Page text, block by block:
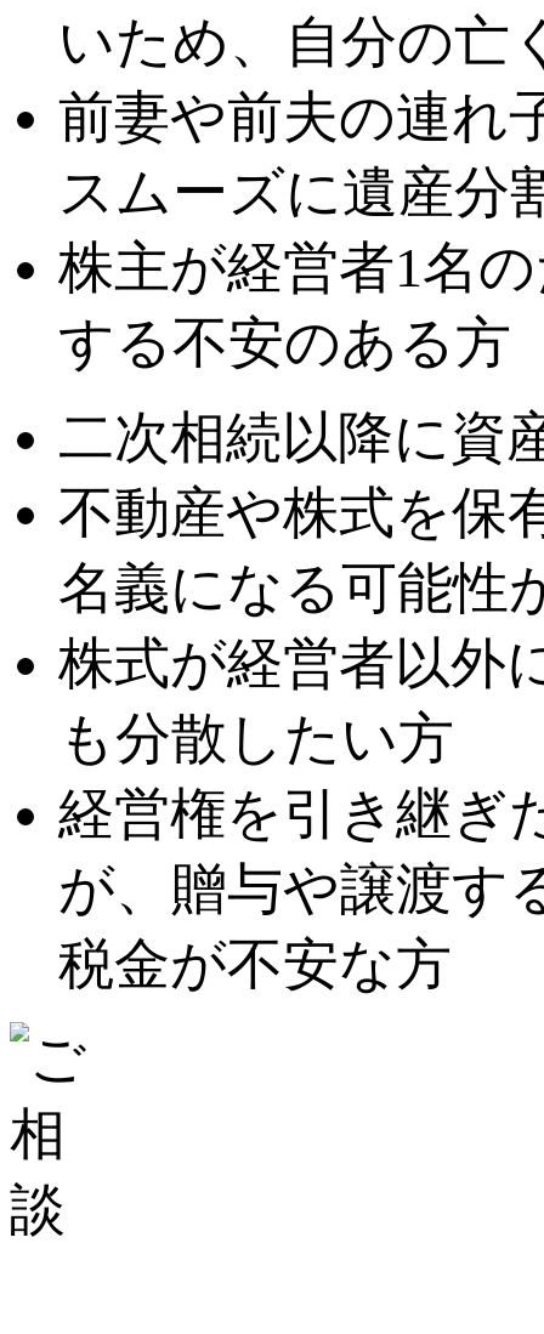
いため、自分の亡
前妻や前夫の連れ
スムーズに遺産分
株主が経営者1名
する不安のある方
二次相続以降に資
不動産や株式を保
名義になる可能性
株式が経営者以外
も分散したい方
経営権を引き継ぎ
が、贈与や譲渡す
税金が不安な方